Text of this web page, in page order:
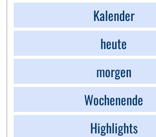
Kalender
heute
morgen
Wochenende
Highlights